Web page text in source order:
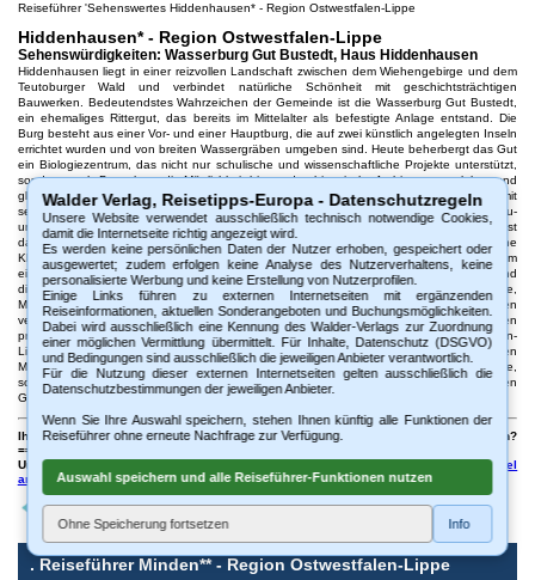
Reiseführer 'Sehenswertes Hiddenhausen* - Region Ostwestfalen-Lippe
Hiddenhausen* - Region Ostwestfalen-Lippe
Sehenswürdigkeiten: Wasserburg Gut Bustedt, Haus Hiddenhausen
Hiddenhausen liegt in einer reizvollen Landschaft zwischen dem Wiehengebirge und dem
Teutoburger Wald und verbindet natürliche Schönheit mit geschichtsträchtigen
Bauwerken. Bedeutendstes Wahrzeichen der Gemeinde ist die Wasserburg Gut Bustedt,
ein ehemaliges Rittergut, das bereits im Mittelalter als befestigte Anlage entstand. Die
Burg besteht aus einer Vor- und einer Hauptburg, die auf zwei künstlich angelegten Inseln
errichtet wurden und von breiten Wassergräben umgeben sind. Heute beherbergt das Gut
ein Biologiezentrum, das nicht nur schulische und wissenschaftliche Projekte unterstützt,
sondern auch Besuchern die Möglichkeit bietet, das historische Ambiente zu erleben und
gleichzeitig Einblicke in Natur- und Umweltthemen zu gewinnen. Das Bauwerk selbst mit
seinen Fachwerk- und Backsteinstrukturen vermittelt ein eindrucksvolles Bild adeliger Bau-
und Wohnkultur vergangener Jahrhunderte. Ein weiteres bedeutendes Baudenkmal ist
das Haus Hiddenhausen, ein ehemaliger Adelssitz, der durch seine architektonische
Klarheit und die erhaltenen Fachwerkbauten besticht. Hier ist ein Holzhandwerksmuseum
eingerichtet, das die traditionellen Fertigkeiten der Region anschaulich dokumentiert und
die Geschichte handwerklicher Arbeit bewahrt. Besucher können originale Werkzeuge,
Maschinen und Produkte betrachten und so einen lebendigen Eindruck vom Alltagsleben
vergangener Generationen gewinnen. Mit Gut Bustedt und dem Haus Hiddenhausen
präsentiert die Gemeinde zwei Kulturdenkmäler, die das historische Erbe Ostwestfalen-
Lippes widerspiegeln. Gleichzeitig bietet die Lage Hiddenhausens am Übergang zu den
Mittelgebirgslandschaften vielfältige Möglichkeiten für Wanderungen und Naturerlebnisse,
sodass Geschichte, Architektur und Landschaft hier zu einem harmonischen
Gesamterlebnis verschmelzen. (c)WV
Ihre Fragen zum Reiseführer oder möchten Sie uns Anregungen und Tipps senden?
==>
Unsere Online-Reiseführer sind auch als gedruckte Fassung erhältlich:
Beispiel
ansehen.
. Reiseführer Minden** - Region Ostwestfalen-Lippe
Walder Verlag, Reisetipps-Europa - Datenschutzregeln
Unsere Website verwendet ausschließlich technisch notwendige Cookies,
damit die Internetseite richtig angezeigt wird.
Es werden keine persönlichen Daten der Nutzer erhoben, gespeichert oder
ausgewertet; zudem erfolgen keine Analyse des Nutzerverhaltens, keine
personalisierte Werbung und keine Erstellung von Nutzerprofilen.
Einige Links führen zu externen Internetseiten mit ergänzenden
Reiseinformationen, aktuellen Sonderangeboten und Buchungsmöglichkeiten.
Dabei wird ausschließlich eine Kennung des Walder-Verlags zur Zuordnung
einer möglichen Vermittlung übermittelt. Für Inhalte, Datenschutz (DSGVO)
und Bedingungen sind ausschließlich die jeweiligen Anbieter verantwortlich.
Für die Nutzung dieser externen Internetseiten gelten ausschließlich die
Datenschutzbestimmungen der jeweiligen Anbieter.
Wenn Sie Ihre Auswahl speichern, stehen Ihnen künftig alle Funktionen der
Reiseführer ohne erneute Nachfrage zur Verfügung.
Auswahl speichern und alle Reiseführer-Funktionen nutzen
Ohne Speicherung fortsetzen Info